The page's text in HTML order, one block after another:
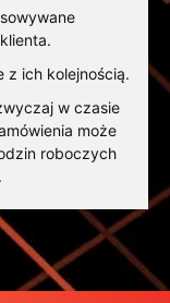
z ich kolejnością.
w czasie
może
roboczych